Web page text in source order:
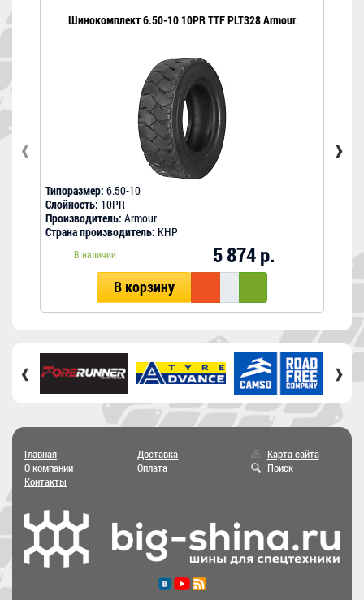
Шинокомплект 6.50-10 10PR TTF PLT328 Armour
Типоразмер: 6.50-10
Слойность: 10PR
Производитель: Armour
Страна производитель: КНР
В наличии 5 874 р.
В корзину
‹ ›
‹ ›
Главная
О компании
Контакты
Доставка
Оплата
Карта сайта
Поиск